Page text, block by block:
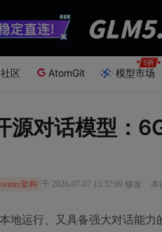
社区 AtomGit 模型市场
源对话模型：
架构 于 2026-07-07 15:37:09 修改 · 本
地运行、又具备强大对话能